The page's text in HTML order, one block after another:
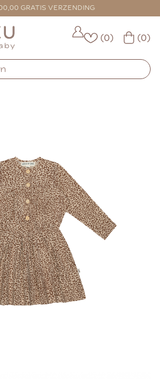
GRATIS VERZENDING
= VANDAAG VERZONDEN
(0) (0)